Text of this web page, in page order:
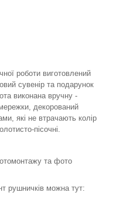
роботи виготовлений
сувенір та подарунок
виконана вручну -
декорований
які не втрачають колір
пісочні.
та фото
рушничків можна тут: